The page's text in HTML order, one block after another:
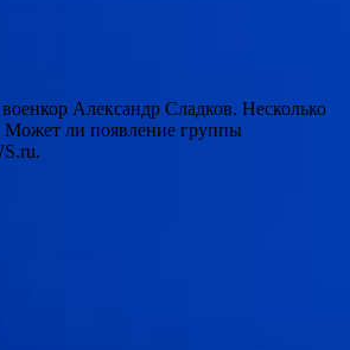
Александр Сладков. Несколько
Может ли появление группы